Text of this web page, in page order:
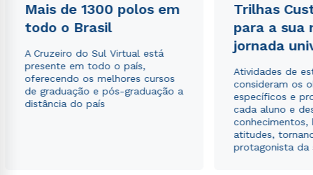
Mais de 1300 polos em
todo o Brasil
A Cruzeiro do Sul Virtual está
presente em todo o país,
oferecendo os melhores cursos
de graduação e pós-graduação a
distância do país
Trilhas
para a sua
jornada
Atividades de
consideram os
específicos e
cada aluno e
conhecimentos,
atitudes,
protagonista da